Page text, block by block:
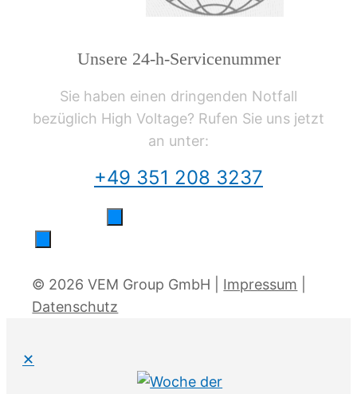
Unsere 24-h-Servicenummer
Sie haben einen dringenden Notfall
bezüglich High Voltage? Rufen Sie uns jetzt
an unter:
+49 351 208 3237
© 2026 VEM Group GmbH | Impressum
Datenschutz
✕